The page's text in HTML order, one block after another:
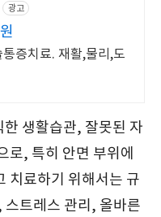
광고
증치료. 재활,물리,도
생활습관, 잘못된 자
로, 특히 안면 부위에
치료하기 위해서는 규
트레스 관리, 올바른